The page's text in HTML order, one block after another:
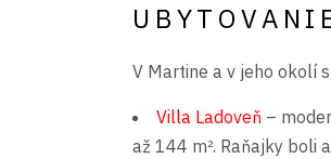
V Martine a v jeho okolí
Villa Ladoveň –
až 144 m². Raňajky boli